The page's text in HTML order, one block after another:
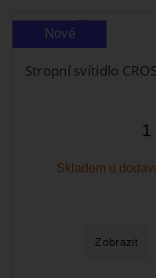
Nové
Stropní svítidlo
1
Skladem u
Zobrazit